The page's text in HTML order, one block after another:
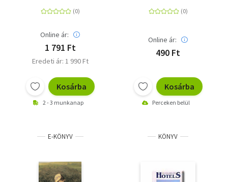
Online ár:
1 791 Ft
Eredeti ár: 1 990 Ft
Kosárba
2 - 3 munkanap
Online ár:
490 Ft
Kosárba
Perceken belül
E-KÖNYV KÖNYV